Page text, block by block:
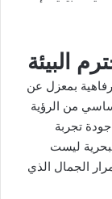
البيئة
بمعزل عن
من الرؤية
تجربة
ليست
الجمال الذي